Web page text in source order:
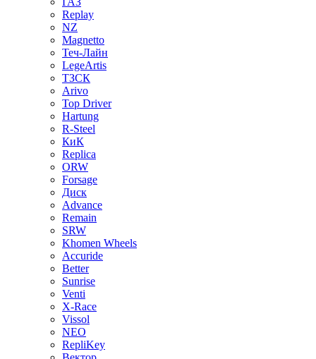
Replay
NZ
Magnetto
Теч-Лайн
LegeArtis
ТЗСК
Arivo
Top Driver
Hartung
R-Steel
КиК
Replica
ORW
Forsage
Диск
Advance
Remain
SRW
Khomen Wheels
Accuride
Better
Sunrise
Venti
X-Race
Vissol
NEO
RepliKey